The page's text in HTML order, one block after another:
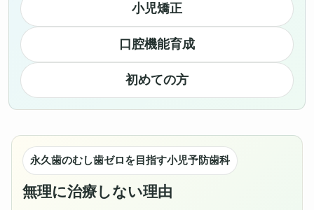
小児矯正
口腔機能育成
初めての方
永久歯のむし歯ゼロを目指す小児予防歯科
無理に治療しない理由